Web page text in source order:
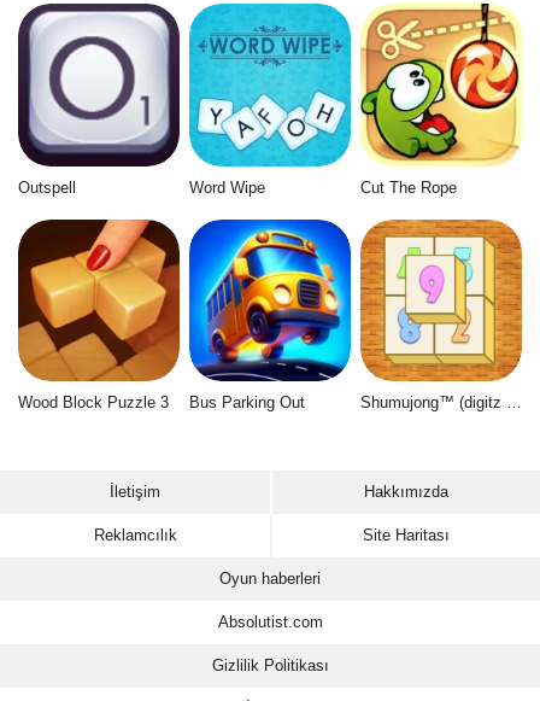
Outspell Word Wipe Cut The Rope
Wood Block Puzzle 3 Bus Parking Out
İletişim Hakkımızda
Reklamcılık Site Haritası
Oyun haberleri
Absolutist.com
Gizlilik Politikası